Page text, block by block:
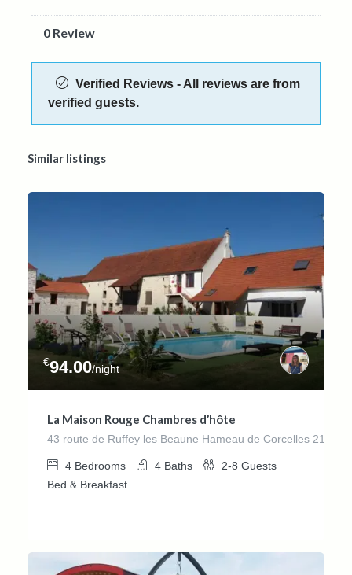
0 Review
Verified Reviews - All reviews are from
verified guests.
Similar listings
€94.00/night
La Maison Rouge Chambres d’hôte
43 route de Ruffey les Beaune Hameau de Corcelles 21550
4 Bedrooms 4 Baths 2-8 Guests
Bed & Breakfast